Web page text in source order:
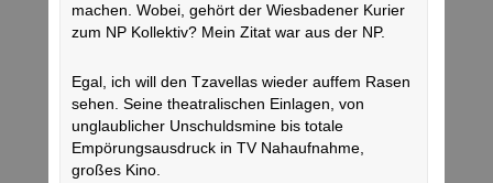
machen. Wobei, gehört der Wiesbadener Kurier
zum NP Kollektiv? Mein Zitat war aus der NP.
Egal, ich will den Tzavellas wieder auffem Rasen
sehen. Seine theatralischen Einlagen, von
unglaublicher Unschuldsmine bis totale
Empörungsausdruck in TV Nahaufnahme,
großes Kino.